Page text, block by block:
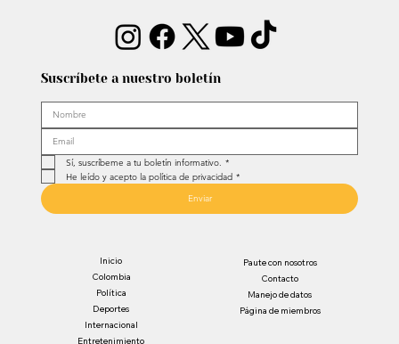
Suscríbete a nuestro boletín
Sí, suscríbeme a tu boletín informativo. *
He leído y acepto la política de privacidad *
Enviar
Inicio
Colombia
Política
Deportes
Internacional
Entretenimiento
Paute con nosotros
Contacto
Manejo de datos
Página de miembros